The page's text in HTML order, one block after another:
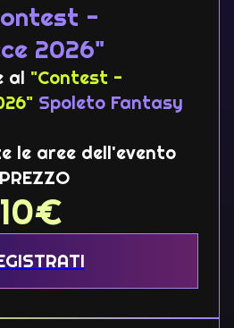
-
2026"
al "Contest -
Spoleto Fantasy
le aree dell'evento
PREZZO
10€